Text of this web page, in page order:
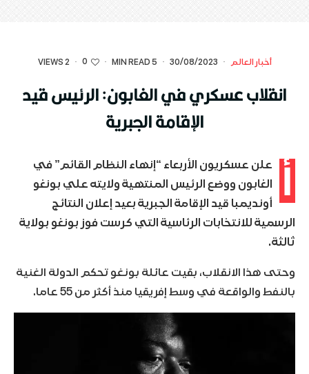
أخبار العالم ·
30/08/2023
·
5 MIN READ
·
0
·
2 VIEWS
انقلاب عسكري في الغابون: الرئيس قيد
الإقامة الجبرية
أ
علن عسكريون الأربعاء “إنهاء النظام القائم” في
الغابون ووضع الرئيس المنتهية ولايته علي بونغو
أونديمبا قيد الإقامة الجبرية بعيد إعلان النتائج
الرسمية للانتخابات الرئاسية التي كرست فوز بونغو بولاية
ثالثة.
وحتى هذا الانقلاب، بقيت عائلة بونغو تحكم الدولة الغنية
بالنفط والواقعة في وسط إفريقيا منذ أكثر من 55 عاما.